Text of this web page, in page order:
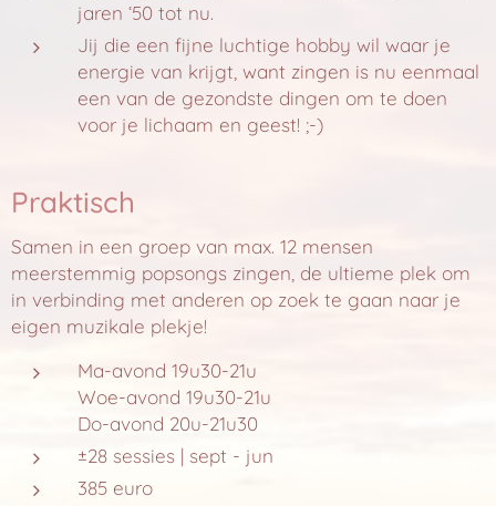
jaren ʻ50 tot nu.
Jij die een fijne luchtige hobby wil waar je
energie van krijgt, want zingen is nu eenmaal
een van de gezondste dingen om te doen
voor je lichaam en geest! ;-)
Praktisch
Samen in een groep van max. 12 mensen
meerstemmig popsongs zingen, de ultieme plek om
in verbinding met anderen op zoek te gaan naar je
eigen muzikale plekje!
Ma-avond 19u30-21u
Woe-avond 19u30-21u
Do-avond 20u-21u30
±28 sessies | sept - jun
385 euro